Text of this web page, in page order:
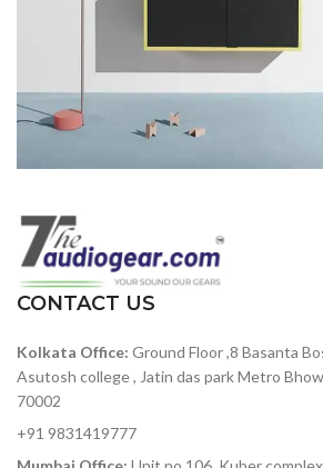
Suspendisse quam at
CONTACT US
Kolkata Office: Ground Floor ,8 Basanta
Asutosh college , Jatin das park Metro
70002
+91 9831419777